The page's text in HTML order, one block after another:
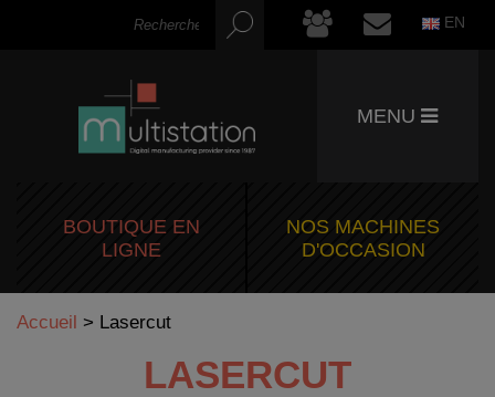
EN
MENU
BOUTIQUE EN
LIGNE
NOS MACHINES
D'OCCASION
Accueil > Lasercut
LASERCUT